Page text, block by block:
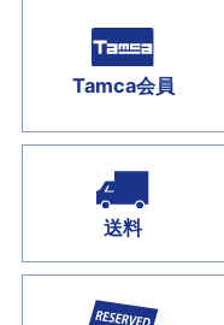
Tamca会員
送料